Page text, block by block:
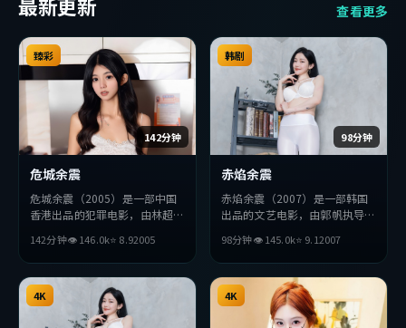
最新更新 查看更多
142分钟
臻彩
危城余震
危城余震（2005）是一部中国
香港出品的犯罪电影，由林超贤
演。影片在叙事与视听上力求突
破，探讨人性与抉择，节奏张弛
有度，适合喜欢该类型的观众完
整观看。
142分钟👁146.0k⭐ 8.92005
98分钟
韩剧
赤焰余震
赤焰余震（2007）是一部韩国
出品的文艺电影，由郭帆执导，
影片在叙事与视听上力求突破，
探讨人性与抉择，节奏张弛有
度，适合喜欢该类型的观众完整
观看。
98分钟👁145.0k⭐ 9.12007
4K 4K